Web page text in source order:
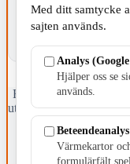
Fristående
ut tidningen
april 2026 omfattar
Med ditt samtycke
sajten används.
Analys
Hjälper oss se
används.
Värmekartor
formulärfält